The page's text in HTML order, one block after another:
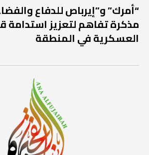
“أمرك” و”إيرباص للدفاع
مذكرة تفاهم لتعزيز استدامة
العسكرية في المنطقة